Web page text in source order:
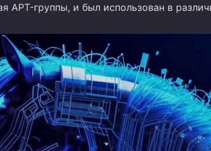
APT-группы, и был использован в